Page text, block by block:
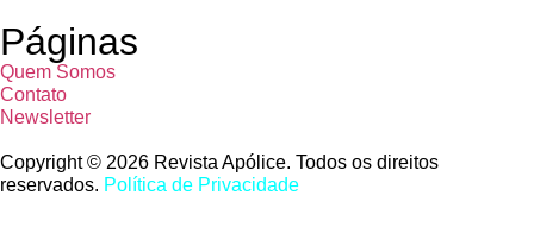
Páginas
Quem Somos
Contato
Newsletter
Copyright © 2026 Revista Apólice. Todos os direitos
reservados. Política de Privacidade